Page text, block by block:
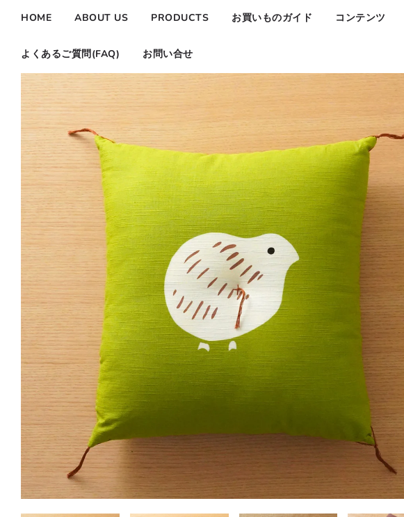
HOME ABOUT US PRODUCTS お買いものガイド コンテンツ
よくあるご質問(FAQ) お問い合せ